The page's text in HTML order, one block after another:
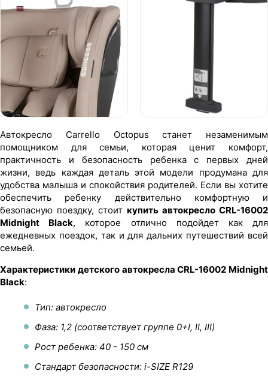
Автокресло Carrello Octopus станет незаменимым
помощником для семьи, которая ценит комфорт,
практичность и безопасность ребенка с первых дней
жизни, ведь каждая деталь этой модели продумана для
удобства малыша и спокойствия родителей. Если вы хотите
обеспечить ребенку действительно комфортную и
безопасную поездку, стоит купить автокресло CRL-16002
Midnight Black, которое отлично подойдет как для
ежедневных поездок, так и для дальних путешествий всей
семьей.
Характеристики детского автокресла CRL-16002 Midnight
Black:
Тип: автокресло
Фаза: 1,2 (соответствует группе 0+I, II, III)
Рост ребенка: 40 - 150 см
Стандарт безопасности: i-SIZE R129